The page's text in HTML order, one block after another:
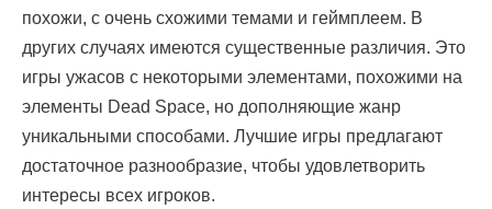
похожи, с очень схожими темами и геймплеем. В
других случаях имеются существенные различия. Это
игры ужасов с некоторыми элементами, похожими на
элементы Dead Space, но дополняющие жанр
уникальными способами. Лучшие игры предлагают
достаточное разнообразие, чтобы удовлетворить
интересы всех игроков.